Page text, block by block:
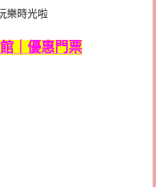
樂時光啦
｜優惠門票